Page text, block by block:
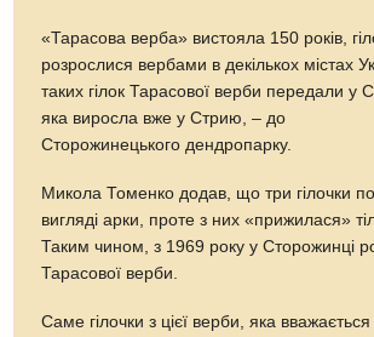
«Тарасова верба» вистояла 150 років,
розрослися вербами в декількох містах
таких гілок Тарасової верби передали у
яка виросла вже у Стрию, – до
Сторожинецького дендропарку.
Микола Томенко додав, що три гілочки
вигляді арки, проте з них «прижилася»
Таким чином, з 1969 року у Сторожинці
Тарасової верби.
Саме гілочки з цієї верби, яка